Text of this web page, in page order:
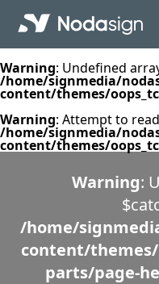
Warning: Undefined
/home/signmedia/
content/themes/
Warning: Attempt to
/home/signmedia/
content/themes/
Warning:
/home/
content/
parts/page-